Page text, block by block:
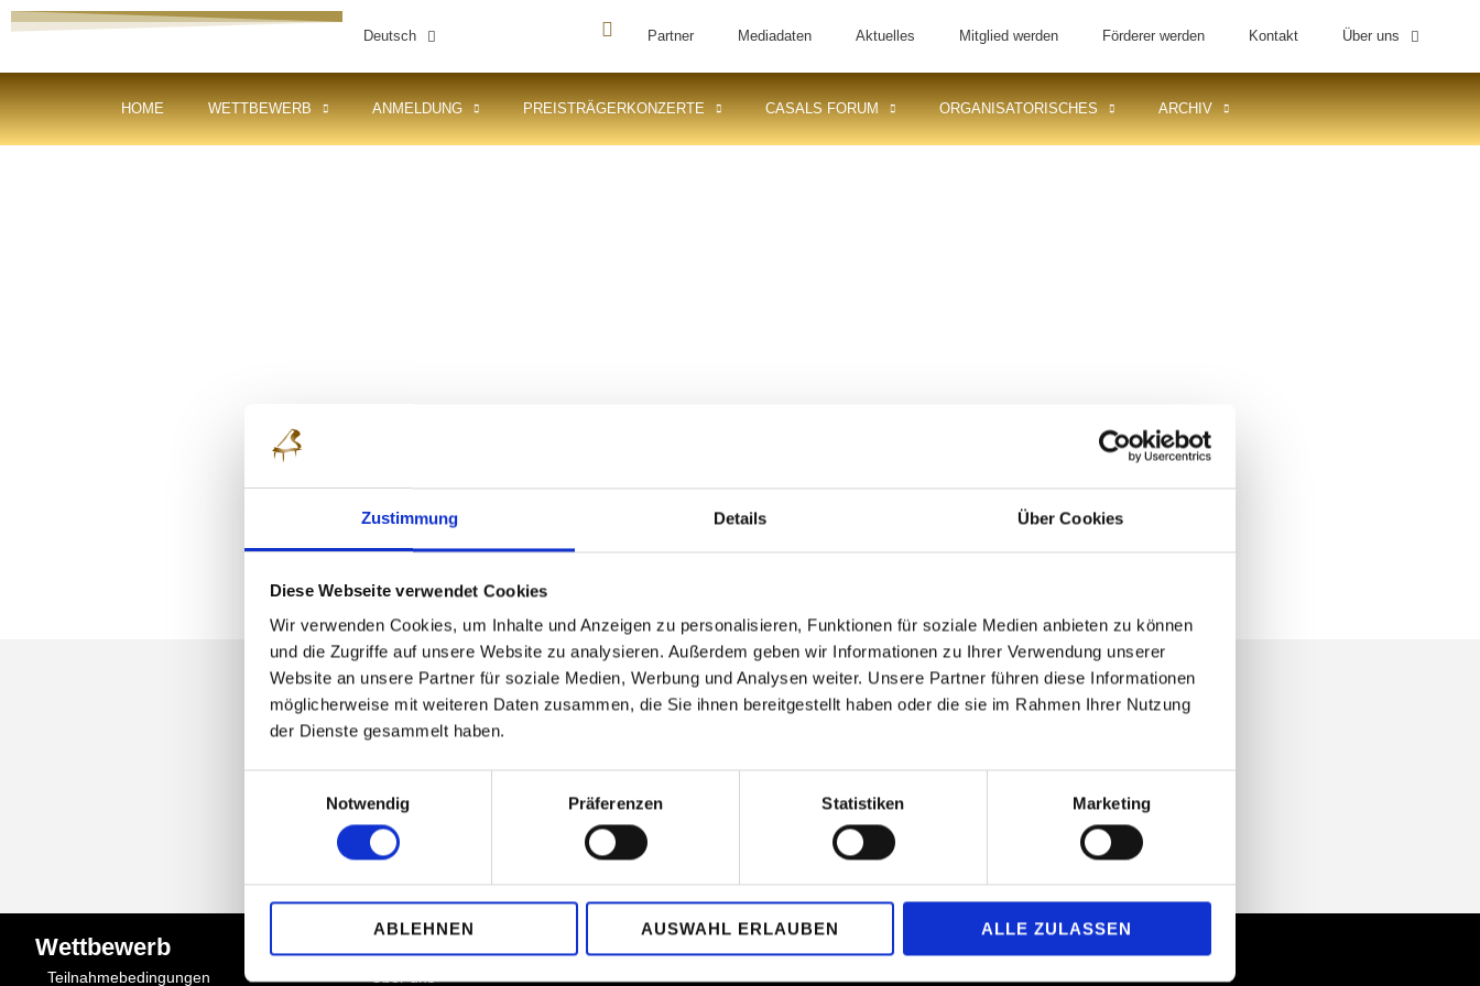
Zustimmung Details Über Cookies
Diese Webseite verwendet Cookies
Wir verwenden Cookies, um Inhalte und Anzeigen zu personalisieren, Funktionen für soziale Medien anbieten zu können
und die Zugriffe auf unsere Website zu analysieren. Außerdem geben wir Informationen zu Ihrer Verwendung unserer
Website an unsere Partner für soziale Medien, Werbung und Analysen weiter. Unsere Partner führen diese Informationen
möglicherweise mit weiteren Daten zusammen, die Sie ihnen bereitgestellt haben oder die sie im Rahmen Ihrer Nutzung
der Dienste gesammelt haben.
Notwendig
Präferenzen Statistiken Marketing
ABLEHNEN AUSWAHL ERLAUBEN ALLE ZULASSEN
Deutsch Partner Mediadaten Aktuelles Mitglied werden Förderer werden Kontakt Über uns
HOME WETTBEWERB ANMELDUNG PREISTRÄGERKONZERTE CASALS FORUM ORGANISATORISCHES ARCHIV
NEWSLETTER ABONNIEREN
Wettbewerb
Teilnahmebedingungen
Quick Links
Über uns
Verein